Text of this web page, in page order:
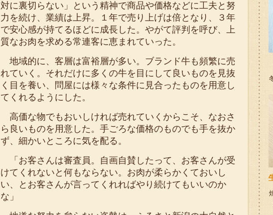
対に裏切らない」という精神で商品や価格などに工夫と努
力を続け、業績は上昇。１年で売り上げは倍となり、３年
で安心感が持てるほどに成長した。やがて評判を呼び、上
質なお肉を求める常連客に恵まれていった。
地域的に、客層は富裕層が多い。ブランド牛も頻繁に売
れていく。それだけに多くの牛を目にして良いものを見抜
く目を養い、問屋には様々な条件に見合ったものを用意し
てくれるようにした。
高価な物でもおいしければ売れていくからこそ、なおさ
ら良いものを用意した。手ごろな価格のものでも手を抜か
ず、細かいところに気を配る。
「お客さんは審査員。自画自賛したって、お客さんが受
けてくれないと何もならない。お肉が柔らかくておいし
い、とお客さんが言ってくれればやり続けてもいいのか
な」